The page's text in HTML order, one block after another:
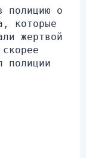
полицию о
которые
жертвой
полиции